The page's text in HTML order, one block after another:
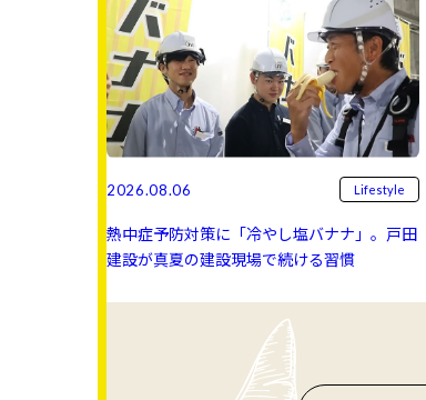
2026.08.06 Lifestyle
熱中症予防対策に「冷やし塩バナナ」。戸田
建設が真夏の建設現場で続ける習慣